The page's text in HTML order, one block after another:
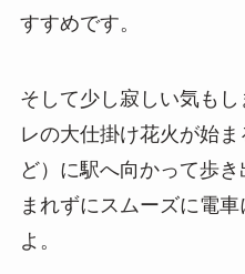
すすめです。
そして少し寂しい気も
レの大仕掛け花火が始
ど）に駅へ向かって歩
まれずにスムーズに電
よ。